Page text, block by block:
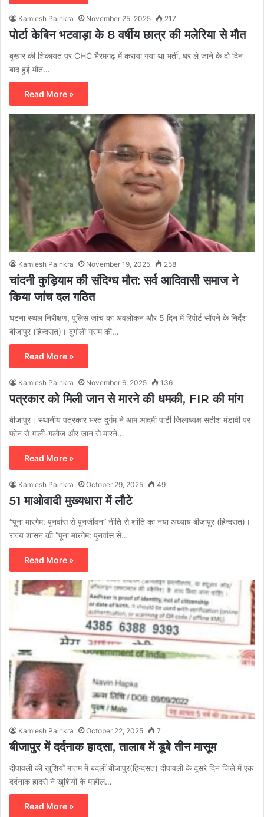
Kamlesh Painkra November 25, 2025 217
पोर्टा केबिन भटवाड़ा के 8 वर्षीय छात्र की मलेरिया से मौत
बुखार की शिकायत पर CHC भैरमगढ़ में कराया गया था भर्ती, घर ले जाने के दो दिन
बाद हुई मौत…
Read More »
Kamlesh Painkra November 19, 2025 258
चांदनी कुड़ियाम की संदिग्ध मौत: सर्व आदिवासी समाज ने
किया जांच दल गठित
घटना स्थल निरीक्षण, पुलिस जांच का अवलोकन और 5 दिन में रिपोर्ट सौंपने के निर्देश
बीजापुर (हिन्दसत)। दुगोली ग्राम की…
Read More »
Kamlesh Painkra November 6, 2025 136
पत्रकार को मिली जान से मारने की धमकी, FIR की मांग
बीजापुर। स्थानीय पत्रकार भरत दुर्गम ने आम आदमी पार्टी जिलाध्यक्ष सतीश मंडावी पर
फोन से गाली-गलौज और जान से मारने…
Read More »
Kamlesh Painkra October 29, 2025 49
51 माओवादी मुख्यधारा में लौटे
“पूना मारगेम: पुनर्वास से पुनर्जीवन” नीति से शांति का नया अध्याय बीजापुर (हिन्दसत)।
राज्य शासन की “पूना मारगेम: पुनर्वास से…
Read More »
Kamlesh Painkra October 22, 2025 7
बीजापुर में दर्दनाक हादसा, तालाब में डूबे तीन मासूम
दीपावली की खुशियाँ मातम में बदलीं बीजापुर(हिन्दसत) दीपावली के दूसरे दिन जिले में एक
दर्दनाक हादसे ने खुशियों के माहौल…
Read More »